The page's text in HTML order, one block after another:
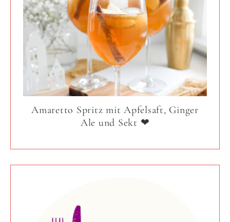
Amaretto Spritz mit Apfelsaft, Ginger
Ale und Sekt ❤